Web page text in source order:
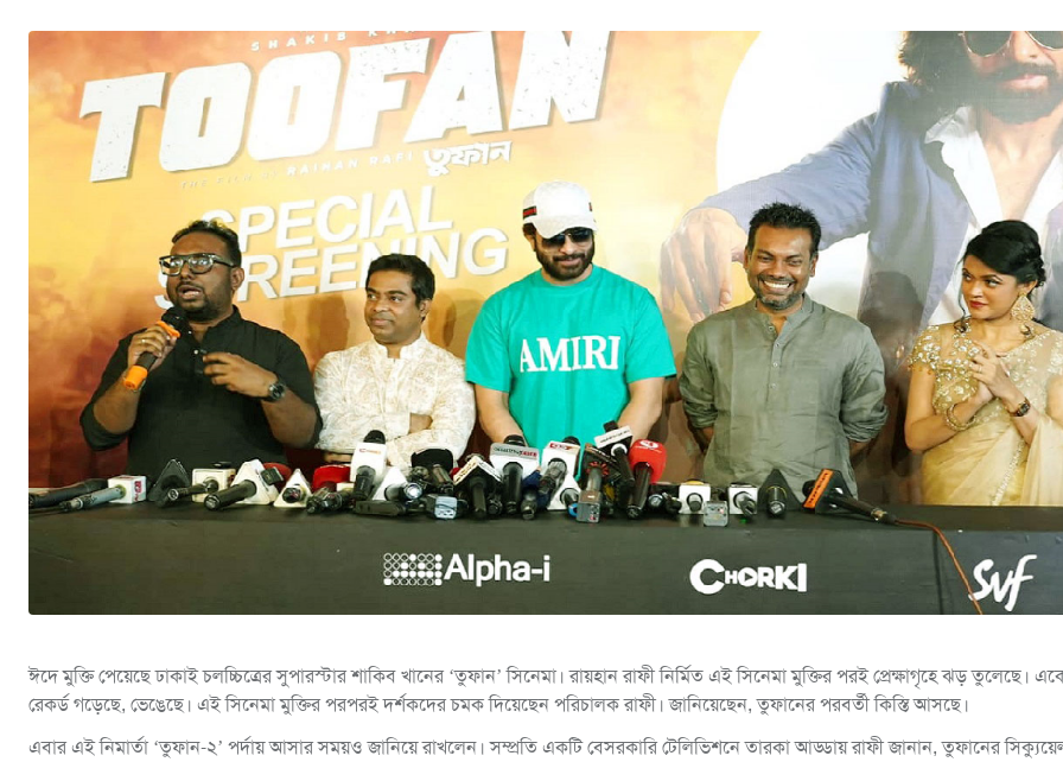
ঈদে মুক্তি পেয়েছে ঢাকাই চলচ্চিত্রের সুপারস্টার শাকিব খানের ‘তুফান’ সিনেমা। রায়হান রাফী নির্মিত এই সিনেমা মুক্তির পরই প্রেক্ষাগৃহে ঝড় তুলেছে।
রেকর্ড গড়েছে, ভেঙেছে। এই সিনেমা মুক্তির পরপরই দর্শকদের চমক দিয়েছেন পরিচালক রাফী। জানিয়েছেন, তুফানের পরবর্তী কিস্তি আসছে।
এবার এই নিমার্তা ‘তুফান-২’ পর্দায় আসার সময়ও জানিয়ে রাখলেন। সম্প্রতি একটি বেসরকারি টেলিভিশনে তারকা আড্ডায় রাফী জানান, তুফানের